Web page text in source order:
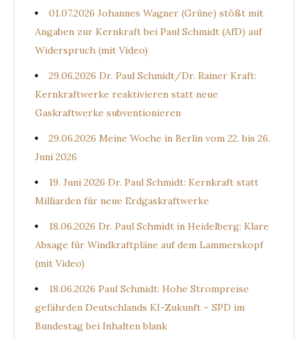
01.07.2026 Johannes Wagner (Grüne) stößt mit
Angaben zur Kernkraft bei Paul Schmidt (AfD) auf
Widerspruch (mit Video)
29.06.2026 Dr. Paul Schmidt/Dr. Rainer Kraft:
Kernkraftwerke reaktivieren statt neue
Gaskraftwerke subventionieren
29.06.2026 Meine Woche in Berlin vom 22. bis 26.
Juni 2026
19. Juni 2026 Dr. Paul Schmidt: Kernkraft statt
Milliarden für neue Erdgaskraftwerke
18.06.2026 Dr. Paul Schmidt in Heidelberg: Klare
Absage für Windkraftpläne auf dem Lammerskopf
(mit Video)
18.06.2026 Paul Schmidt: Hohe Strompreise
gefährden Deutschlands KI-Zukunft – SPD im
Bundestag bei Inhalten blank